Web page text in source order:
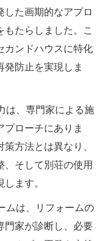
した画期的なアプロ
たらしました。こ
カンドハウスに特化
発防止を実現しま
は、専門家による施
プローチにありま
方法とは異なり、
、そして別荘の使用
ます。
ムは、リフォームの
門家が診断し、必要